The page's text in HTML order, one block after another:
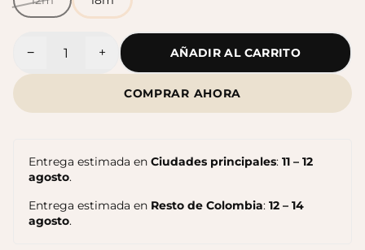
Cantidad
− + AÑADIR AL CARRITO
COMPRAR AHORA
Entrega estimada en Ciudades principales: 11 – 12
agosto.
Entrega estimada en Resto de Colombia: 12 – 14
agosto.